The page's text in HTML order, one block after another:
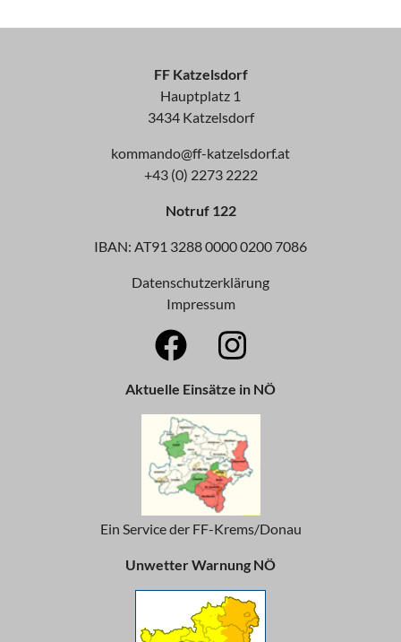
FF Katzelsdorf
Hauptplatz 1
3434 Katzelsdorf
kommando@ff-katzelsdorf.at
+43 (0) 2273 2222
Notruf 122
IBAN: AT91 3288 0000 0200 7086
Datenschutzerklärung
Impressum
Aktuelle Einsätze in NÖ
Ein Service der FF-Krems/Donau
Unwetter Warnung NÖ